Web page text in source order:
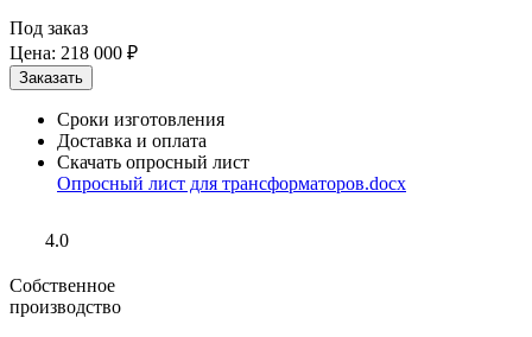
Под заказ
Цена: 218 000 ₽
Сроки изготовления
Доставка и оплата
Скачать опросный лист
Опросный лист для трансформаторов.docx
4.0
Собственное
производство